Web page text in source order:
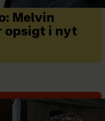
Melvin
opsigt i nyt